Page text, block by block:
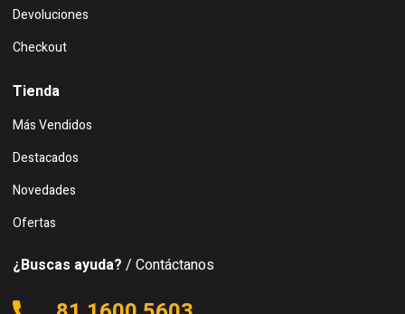
Devoluciones
Checkout
Tienda
Más Vendidos
Destacados
Novedades
Ofertas
¿Buscas ayuda? / Contáctanos